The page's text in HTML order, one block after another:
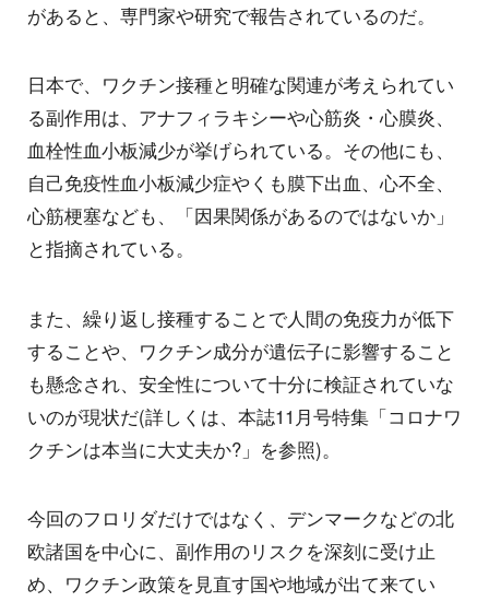
があると、専門家や研究で報告されているのだ。
日本で、ワクチン接種と明確な関連が考えられてい
る副作用は、アナフィラキシーや心筋炎・心膜炎、
血栓性血小板減少が挙げられている。その他にも、
自己免疫性血小板減少症やくも膜下出血、心不全、
心筋梗塞なども、「因果関係があるのではないか」
と指摘されている。
また、繰り返し接種することで人間の免疫力が低下
することや、ワクチン成分が遺伝子に影響すること
も懸念され、安全性について十分に検証されていな
いのが現状だ(詳しくは、本誌11月号特集「コロナワ
クチンは本当に大丈夫か?」を参照)。
今回のフロリダだけではなく、デンマークなどの北
欧諸国を中心に、副作用のリスクを深刻に受け止
め、ワクチン政策を見直す国や地域が出て来てい